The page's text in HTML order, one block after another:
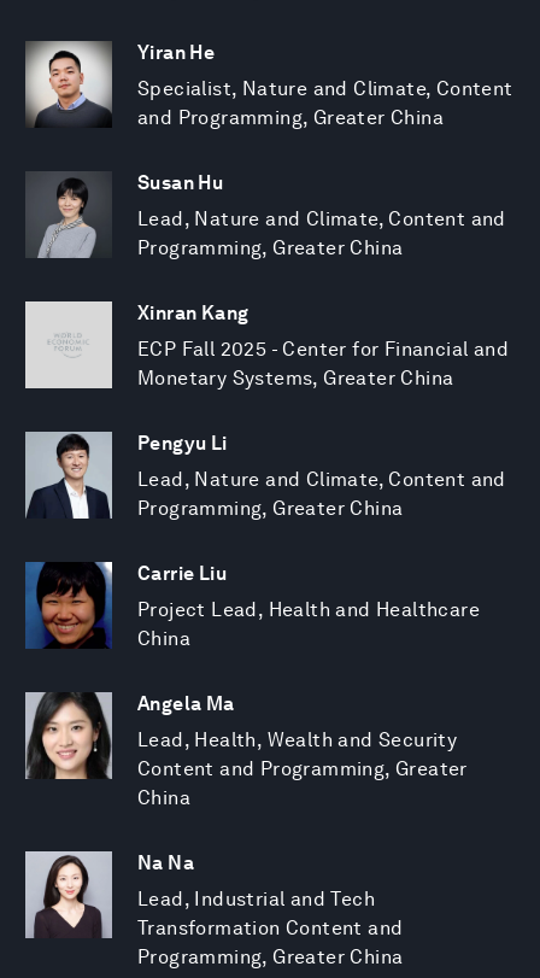
Yiran He
Specialist, Nature and Climate, Content
and Programming, Greater China
Susan Hu
Lead, Nature and Climate, Content and
Programming, Greater China
Xinran Kang
ECP Fall 2025 - Center for Financial and
Monetary Systems, Greater China
Pengyu Li
Lead, Nature and Climate, Content and
Programming, Greater China
Carrie Liu
Project Lead, Health and Healthcare
China
Angela Ma
Lead, Health, Wealth and Security
Content and Programming, Greater
China
Na Na
Lead, Industrial and Tech
Transformation Content and
Programming, Greater China